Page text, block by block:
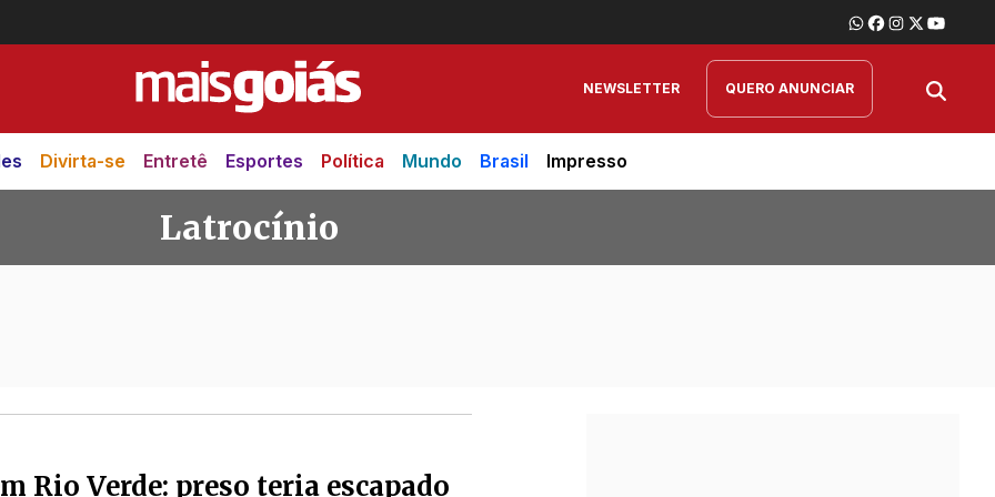
NEWSLETTER QUERO ANUNCIAR
Divirta-se Entretê Esportes Política Mundo Brasil Impresso
Latrocínio
Rio Verde: preso teria escapado